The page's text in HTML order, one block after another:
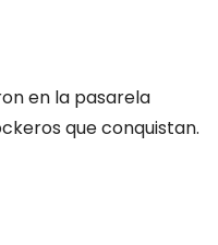
en la pasarela
que conquistan.